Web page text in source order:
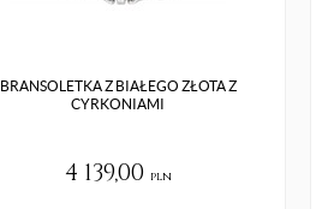
BRANSOLETKA Z BIAŁEGO ZŁOTA Z
CYRKONIAMI
4 139,00 pln